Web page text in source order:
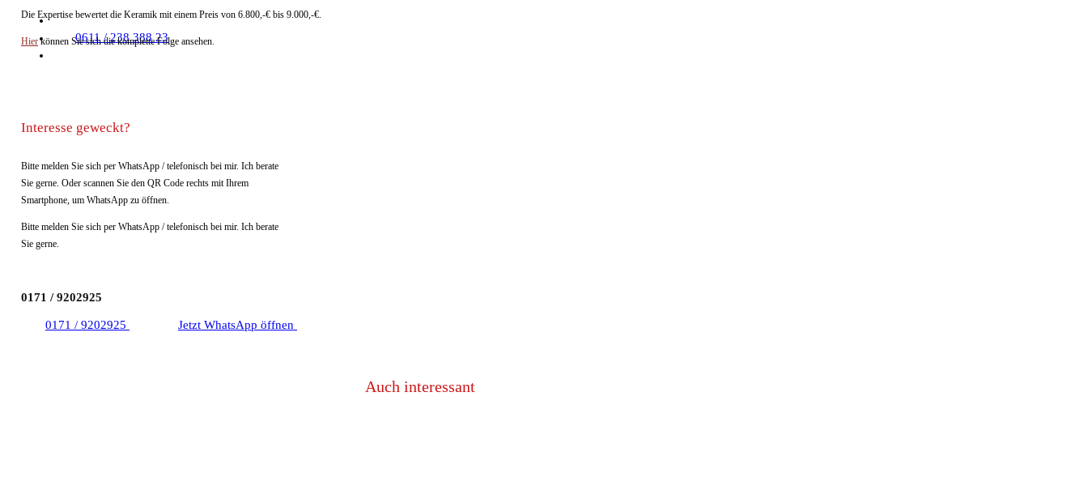
0611 / 238 388 23
Die Expertise bewertet die Keramik mit einem Preis von 6.800,-€ bis 9.000,-€.
Hierkönnen Sie sich die komplette Folge ansehen.
Interesse geweckt?
Bitte melden Sie sich per WhatsApp / telefonisch bei mir. Ich berate
Sie gerne. Oder scannen Sie den QR Code rechts mit Ihrem
Smartphone, um WhatsApp zu öffnen.
Bitte melden Sie sich per WhatsApp / telefonisch bei mir. Ich berate
Sie gerne.
0171 / 9202925
0171 / 9202925 Jetzt WhatsApp öffnen
Auch interessant